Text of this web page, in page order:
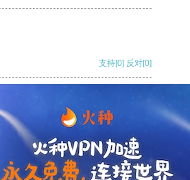
支持[0] 反对[0]